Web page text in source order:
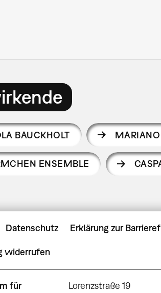
BAUCKHOLT MARIANO
ENSEMBLE
Datenschutz Erklärung zur
widerrufen
für
Lorenzstraße 19